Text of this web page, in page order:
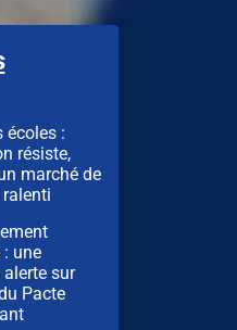
écoles :
résiste,
marché de
ralenti
une
sur
Pacte